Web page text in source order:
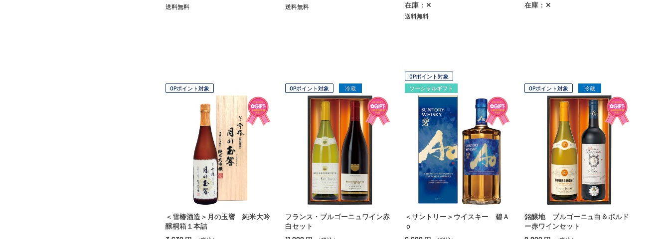
送料無料 送料無料 在庫：✕
送料無料
在庫：✕
OPポイント対象
＜雪椿酒造＞月の玉響 純米大吟
醸桐箱１本詰
OPポイント対象 冷蔵
フランス・ブルゴーニュワイン赤
白セット
OPポイント対象
ソーシャルギフト
＜サントリー＞ウイスキー 碧Ａ
ｏ
OPポイント対象 冷蔵
銘醸地 ブルゴーニュ白＆ボルド
ー赤ワインセット